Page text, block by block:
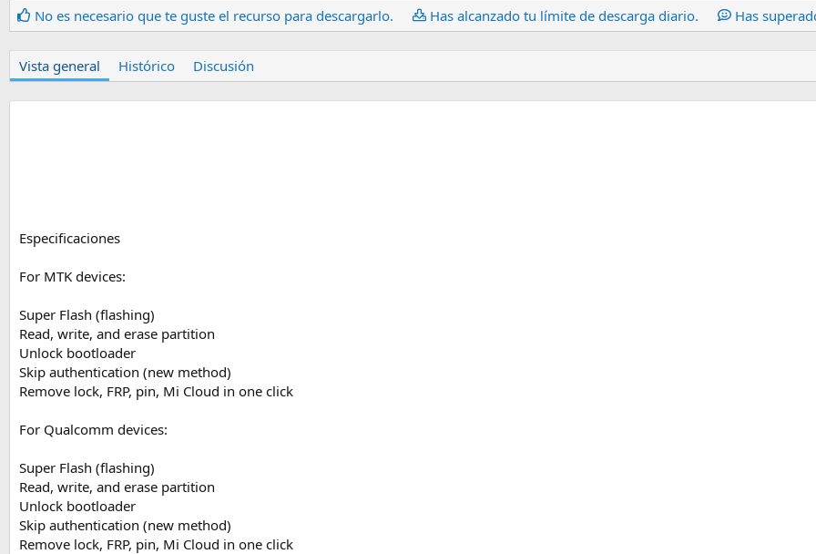
t
o
c
h
d
i
q
No es necesario que te guste el recurso para descargarlo. Has alcanzado tu límite de descarga diario. Has
Vista general Histórico Discusión
Especificaciones
For MTK devices:
Super Flash (flashing)
Read, write, and erase partition
Unlock bootloader
Skip authentication (new method)
Remove lock, FRP, pin, Mi Cloud in one click
For Qualcomm devices:
Super Flash (flashing)
Read, write, and erase partition
Unlock bootloader
Skip authentication (new method)
Remove lock, FRP, pin, Mi Cloud in one click